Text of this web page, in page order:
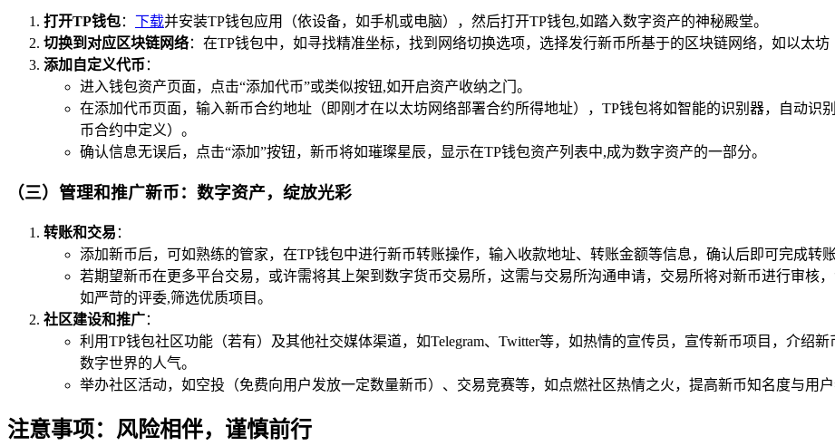
打开TP钱包： 下载并安装TP钱包应用（依设备，如手机或电脑），然后打开TP钱包,如踏入数字资产的神秘殿堂。
切换到对应区块链网络：在TP钱包中，如寻找精准坐标，找到网络切换选项，选择发行新币所基于的区块链网络，如以太坊
添加自定义代币 ：
进入钱包资产页面，点击“添加代币”或类似按钮,如开启资产收纳之门。
在添加代币页面，输入新币合约地址（即刚才在以太坊网络部署合约所得地址），TP钱包将如智能的识别器，自动识
币合约中定义）。
确认信息无误后，点击“添加”按钮，新币将如璀璨星辰，显示在TP钱包资产列表中,成为数字资产的一部分。
（三）管理和推广新币：数字资产，绽放光彩
转账和交易 ：
添加新币后，可如熟练的管家，在TP钱包中进行新币转账操作，输入收款地址、转账金额等信息，确认后即可完成转
若期望新币在更多平台交易，或许需将其上架到数字货币交易所，这需与交易所沟通申请，交易所将对新币进行审核
如严苛的评委,筛选优质项目。
社区建设和推广：
利用TP钱包社区功能（若有）及其他社交媒体渠道，如Telegram、Twitter等，如热情的宣传员，宣传新币项目，介绍
数字世界的人气。
举办社区活动，如空投（免费向用户发放一定数量新币）、交易竞赛等，如点燃社区热情之火，提高新币知名度与用
注意事项：风险相伴，谨慎前行